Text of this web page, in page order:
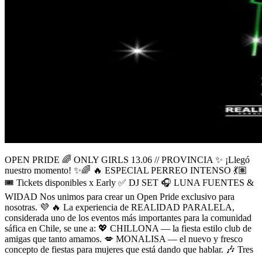
OPEN PRIDE 🌈 ONLY GIRLS 13.06 // PROVINCIA ✨ ¡Llegó
nuestro momento! ✨🌈 🔥 ESPECIAL PERREO INTENSO 💃🏽
🎟️ Tickets disponibles x Early ✅ DJ SET 🎧 LUNA FUENTES &
WIDAD Nos unimos para crear un Open Pride exclusivo para
nosotras. 💜 🔥 La experiencia de REALIDAD PARALELA,
considerada uno de los eventos más importantes para la comunidad
sáfica en Chile, se une a: 💖 CHILLONA — la fiesta estilo club de
amigas que tanto amamos. 💋 MONALISA — el nuevo y fresco
concepto de fiestas para mujeres que está dando que hablar. 🎶 Tres